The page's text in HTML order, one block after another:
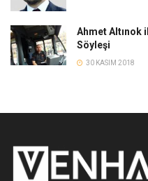
Ahmet Altınok
Söyleşi
30 KASIM 2018